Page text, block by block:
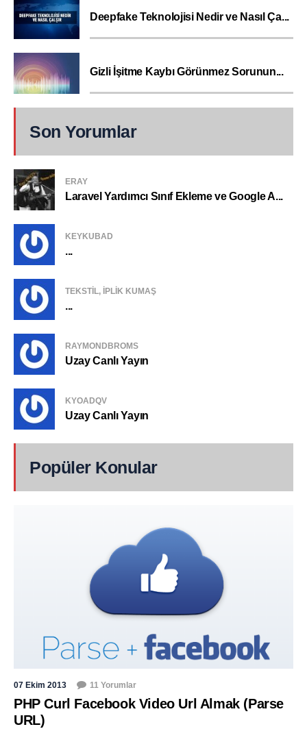
Deepfake Teknolojisi Nedir ve Nasıl Ça...
Gizli İşitme Kaybı Görünmez Sorunun...
Son Yorumlar
ERAY
Laravel Yardımcı Sınıf Ekleme ve Google A...
KEYKUBAD
...
TEKSTIL, IPLIK KUMAŞ
...
RAYMONDBROMS
Uzay Canlı Yayın
KYOADQV
Uzay Canlı Yayın
Popüler Konular
07 Ekim 2013 11 Yorumlar
PHP Curl Facebook Video Url Almak (Parse
URL)